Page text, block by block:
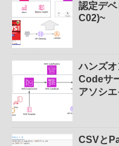
認定デ
C02)~
ハンズ
Codeサ
アソシ
CSVと